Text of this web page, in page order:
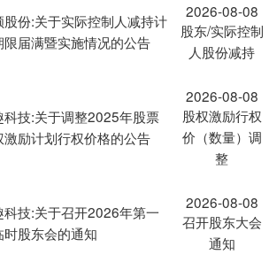
股份:关于实际控制人减持计
限届满暨实施情况的公告
2026-08-08
股东/实际控制
人股份减持
科技:关于调整2025年股票
激励计划行权价格的公告
2026-08-08
股权激励行权
价（数量）调
整
科技:关于召开2026年第一
时股东会的通知
2026-08-08
召开股东大会
通知